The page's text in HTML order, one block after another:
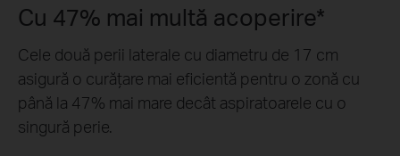
Cu 47% mai multă acoperire*
Cele două perii laterale cu diametru de 17 cm
asigură o curățare mai eficientă pentru o zonă cu
până la 47% mai mare decât aspiratoarele cu o
singură perie.